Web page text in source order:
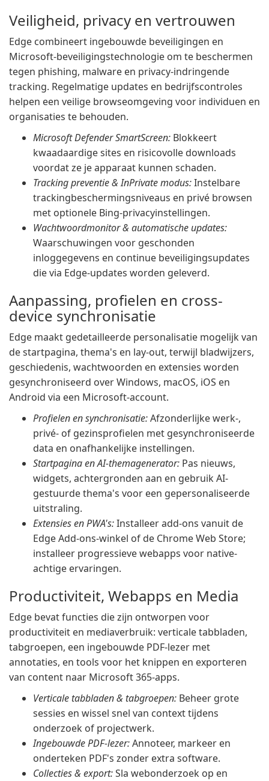
Veiligheid, privacy en vertrouwen
Edge combineert ingebouwde beveiligingen en
Microsoft-beveiligingstechnologie om te beschermen
tegen phishing, malware en privacy-indringende
tracking. Regelmatige updates en bedrijfscontroles
helpen een veilige browseomgeving voor individuen en
organisaties te behouden.
Microsoft Defender SmartScreen: Blokkeert
kwaadaardige sites en risicovolle downloads
voordat ze je apparaat kunnen schaden.
Tracking preventie & InPrivate modus:Instelbare
trackingbeschermingsniveaus en privé browsen
met optionele Bing-privacyinstellingen.
Wachtwoordmonitor & automatische updates:
Waarschuwingen voor geschonden
inloggegevens en continue beveiligingsupdates
die via Edge-updates worden geleverd.
Aanpassing, profielen en cross-
device synchronisatie
Edge maakt gedetailleerde personalisatie mogelijk van
de startpagina, thema's en lay-out, terwijl bladwijzers,
geschiedenis, wachtwoorden en extensies worden
gesynchroniseerd over Windows, macOS, iOS en
Android via een Microsoft-account.
Profielen en synchronisatie:Afzonderlijke werk-,
privé- of gezinsprofielen met gesynchroniseerde
data en onafhankelijke instellingen.
Startpagina en AI-themagenerator: Pas nieuws,
widgets, achtergronden aan en gebruik AI-
gestuurde thema's voor een gepersonaliseerde
uitstraling.
Extensies en PWA's:Installeer add-ons vanuit de
Edge Add-ons-winkel of de Chrome Web Store;
installeer progressieve webapps voor native-
achtige ervaringen.
Productiviteit, Webapps en Media
Edge bevat functies die zijn ontworpen voor
productiviteit en mediaverbruik: verticale tabbladen,
tabgroepen, een ingebouwde PDF-lezer met
annotaties, en tools voor het knippen en exporteren
van content naar Microsoft 365-apps.
Verticale tabbladen & tabgroepen: Beheer grote
sessies en wissel snel van context tijdens
onderzoek of projectwerk.
Ingebouwde PDF-lezer:Annoteer, markeer en
onderteken PDF's zonder extra software.
Collecties & export:Sla webonderzoek op en